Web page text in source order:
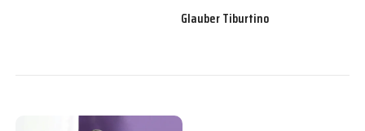
Glauber Tiburtino